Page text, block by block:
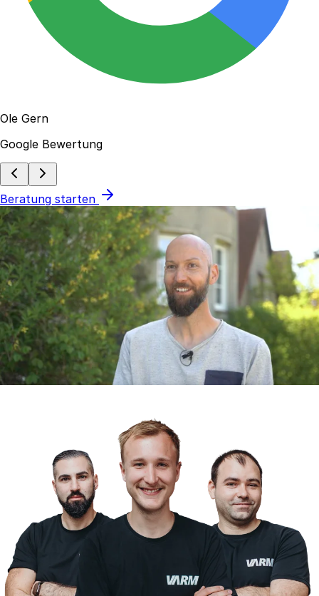
Ole Gern
Google Bewertung
Beratung starten